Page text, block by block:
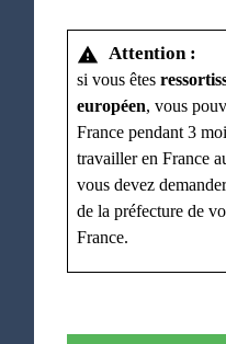
warning Attention :
si vous êtes
européen, vous
France pendant 3
travailler en France
vous devez
de la préfecture de
France.